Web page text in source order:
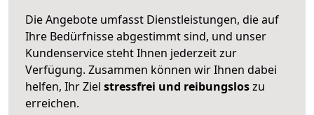
Die Angebote umfasst Dienstleistungen, die auf
Ihre Bedürfnisse abgestimmt sind, und unser
Kundenservice steht Ihnen jederzeit zur
Verfügung. Zusammen können wir Ihnen dabei
helfen, Ihr Ziel stressfrei und reibungsloszu
erreichen.